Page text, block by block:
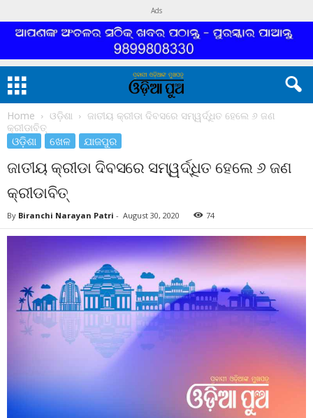
Ads
Home ଓଡ଼ିଶା
ଜାତୀୟ କ୍ରୀଡା ଦିବସରେ ସମ୍ୱର୍ଦ୍ଧିତ ହେଲେ ୬ ଜଣ
କ୍ରୀଡାବିତ୍
ଓଡ଼ିଶା ଖେଳ ଯାଜପୁର
ଜାତୀୟ କ୍ରୀଡା ଦିବସରେ ସମ୍ୱର୍ଦ୍ଧିତ ହେଲେ ୬ ଜଣ
କ୍ରୀଡାବିତ୍
By Biranchi Narayan Patri - August 30, 2020 74